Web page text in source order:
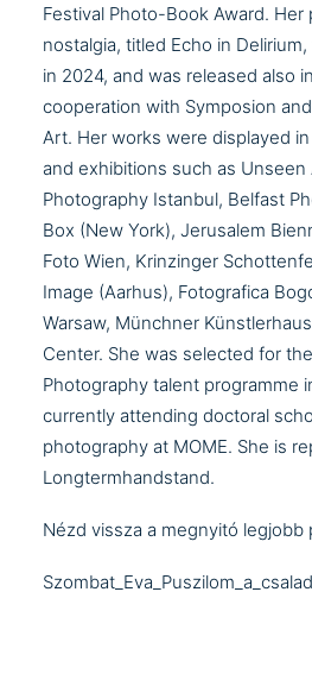
Festival Photo-Book Award.
nostalgia, titled Echo in
in 2024, and was released also
cooperation with Symposion
Art. Her works were displayed
and exhibitions such as Unseen
Photography Istanbul, Belfast
Box (New York), Jerusalem
Foto Wien, Krinzinger
Image (Aarhus), Fotografica
Warsaw, Münchner
Center. She was selected for
Photography talent programme
currently attending doctoral
photography at MOME. She is
Longtermhandstand.
Nézd vissza a megnyitó legjobb